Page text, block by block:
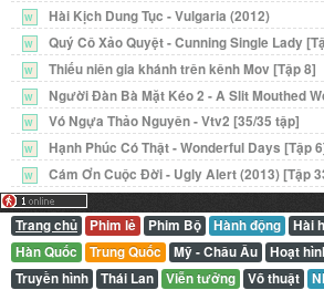
W Hài Kịch Dung Tục - Vulgaria (2012)
W Quý Cô Xảo Quyệt - Cunning Single Lady
W Thiếu niên gia khánh trên kênh Mov [Tập 8]
W Người Đàn Bà Mặt Kéo 2 - A Slit Mouthed
W Vó Ngựa Thảo Nguyên - Vtv2 [35/35 tập]
W Hạnh Phúc Có Thật - Wonderful Days [Tập
W Cám Ơn Cuộc Đời - Ugly Alert (2013) [Tập
Trang chủ Phim lẻ Phim Bộ Hành động Hài
Hàn Quốc
Trung Quốc Mỹ - Châu Âu Hoạt
Truyền hình
Thái Lan Viễn tưởng Võ thuật